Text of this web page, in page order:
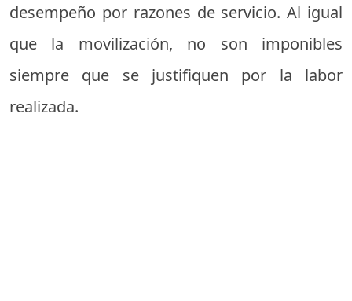
desempeño por razones de servicio. Al igual
que la movilización, no son imponibles
siempre que se justifiquen por la labor
realizada.